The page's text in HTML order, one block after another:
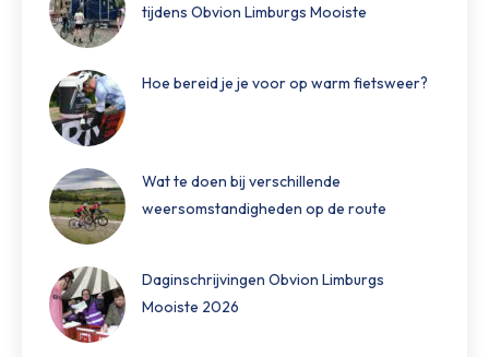
tijdens Obvion Limburgs Mooiste
Hoe bereid je je voor op warm fietsweer?
Wat te doen bij verschillende
weersomstandigheden op de route
Daginschrijvingen Obvion Limburgs
Mooiste 2026